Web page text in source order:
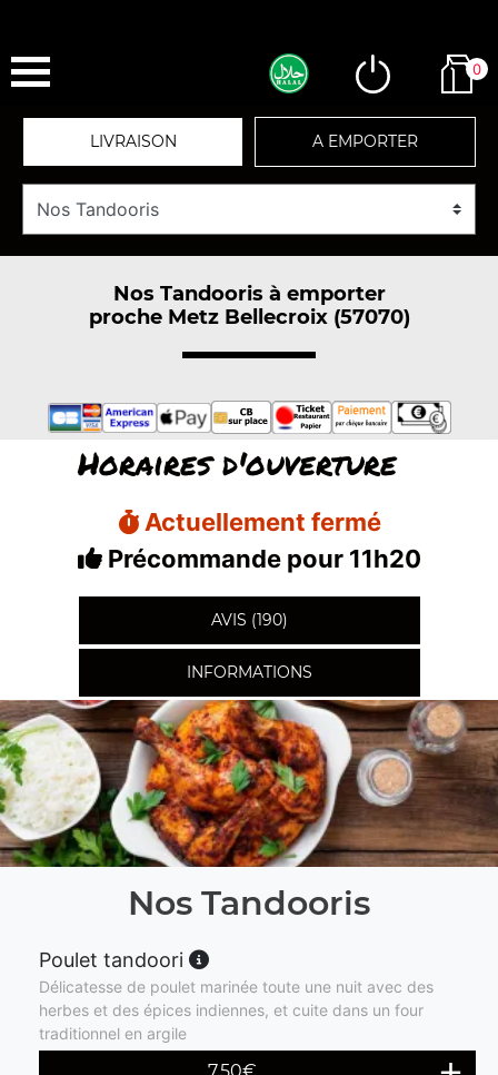
0
LIVRAISON A EMPORTER
Nos Tandooris à emporter
proche Metz Bellecroix (57070)
Horaires d'ouverture
Actuellement fermé
Précommande pour 11h20
AVIS (190)
INFORMATIONS
Nos Tandooris
Poulet tandoori
Délicatesse de poulet marinée toute une nuit avec des
herbes et des épices indiennes, et cuite dans un four
traditionnel en argile